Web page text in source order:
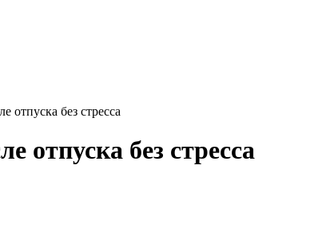
отпуска без стресса
отпуска без стресса